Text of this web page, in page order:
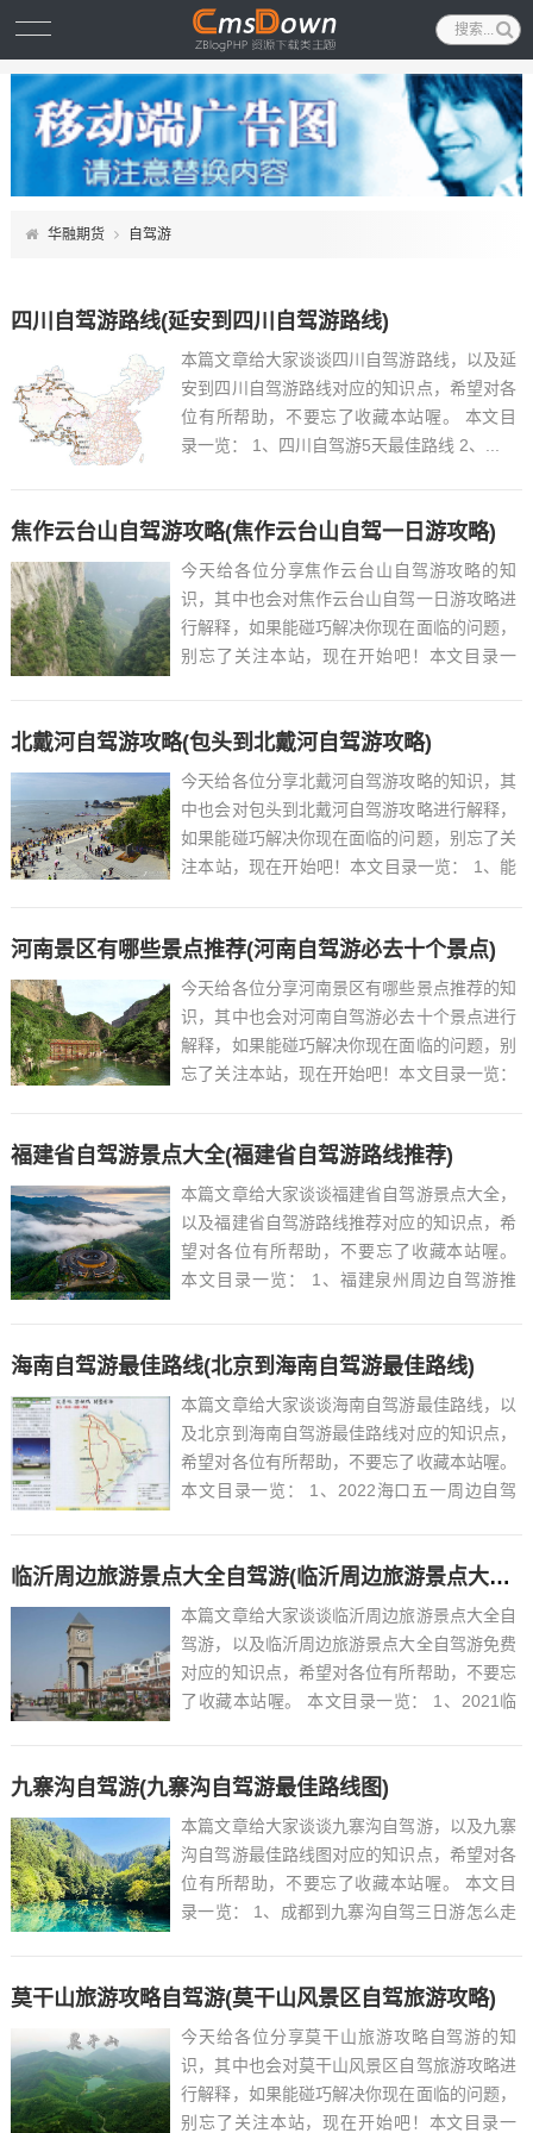
华融期货 自驾游
四川自驾游路线(延安到四川自驾游路线)
本篇文章给大家谈谈四川自驾游路线，以及延
安到四川自驾游路线对应的知识点，希望对各
位有所帮助，不要忘了收藏本站喔。 本文目
录一览： 1、四川自驾游5天最佳路线 2、...
焦作云台山自驾游攻略(焦作云台山自驾一日游攻略)
今天给各位分享焦作云台山自驾游攻略的知
识，其中也会对焦作云台山自驾一日游攻略进
行解释，如果能碰巧解决你现在面临的问题，
别忘了关注本站，现在开始吧！本文目录一
北戴河自驾游攻略(包头到北戴河自驾游攻略)
今天给各位分享北戴河自驾游攻略的知识，其
中也会对包头到北戴河自驾游攻略进行解释，
如果能碰巧解决你现在面临的问题，别忘了关
注本站，现在开始吧！本文目录一览： 1、能
河南景区有哪些景点推荐(河南自驾游必去十个景点)
今天给各位分享河南景区有哪些景点推荐的知
识，其中也会对河南自驾游必去十个景点进行
解释，如果能碰巧解决你现在面临的问题，别
忘了关注本站，现在开始吧！本文目录一览：
福建省自驾游景点大全(福建省自驾游路线推荐)
本篇文章给大家谈谈福建省自驾游景点大全，
以及福建省自驾游路线推荐对应的知识点，希
望对各位有所帮助，不要忘了收藏本站喔。
本文目录一览： 1、福建泉州周边自驾游推
海南自驾游最佳路线(北京到海南自驾游最佳路线)
本篇文章给大家谈谈海南自驾游最佳路线，以
及北京到海南自驾游最佳路线对应的知识点，
希望对各位有所帮助，不要忘了收藏本站喔。
本文目录一览： 1、2022海口五一周边自驾
临沂周边旅游景点大全自驾游(临沂周边旅游景点大全自驾游免费)
本篇文章给大家谈谈临沂周边旅游景点大全自
驾游，以及临沂周边旅游景点大全自驾游免费
对应的知识点，希望对各位有所帮助，不要忘
了收藏本站喔。 本文目录一览： 1、2021临
九寨沟自驾游(九寨沟自驾游最佳路线图)
本篇文章给大家谈谈九寨沟自驾游，以及九寨
沟自驾游最佳路线图对应的知识点，希望对各
位有所帮助，不要忘了收藏本站喔。 本文目
录一览： 1、成都到九寨沟自驾三日游怎么走
莫干山旅游攻略自驾游(莫干山风景区自驾旅游攻略)
今天给各位分享莫干山旅游攻略自驾游的知
识，其中也会对莫干山风景区自驾旅游攻略进
行解释，如果能碰巧解决你现在面临的问题，
别忘了关注本站，现在开始吧！本文目录一